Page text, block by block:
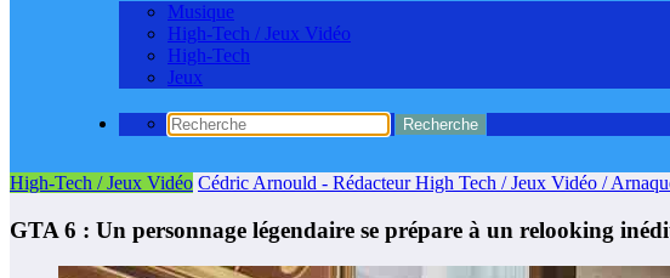
Musique
High-Tech / Jeux Vidéo
High-Tech
Jeux
High-Tech / Jeux Vidéo Cédric Arnould - Rédacteur High Tech / Jeux Vidéo /
GTA 6 : Un personnage légendaire se prépare à un relooking